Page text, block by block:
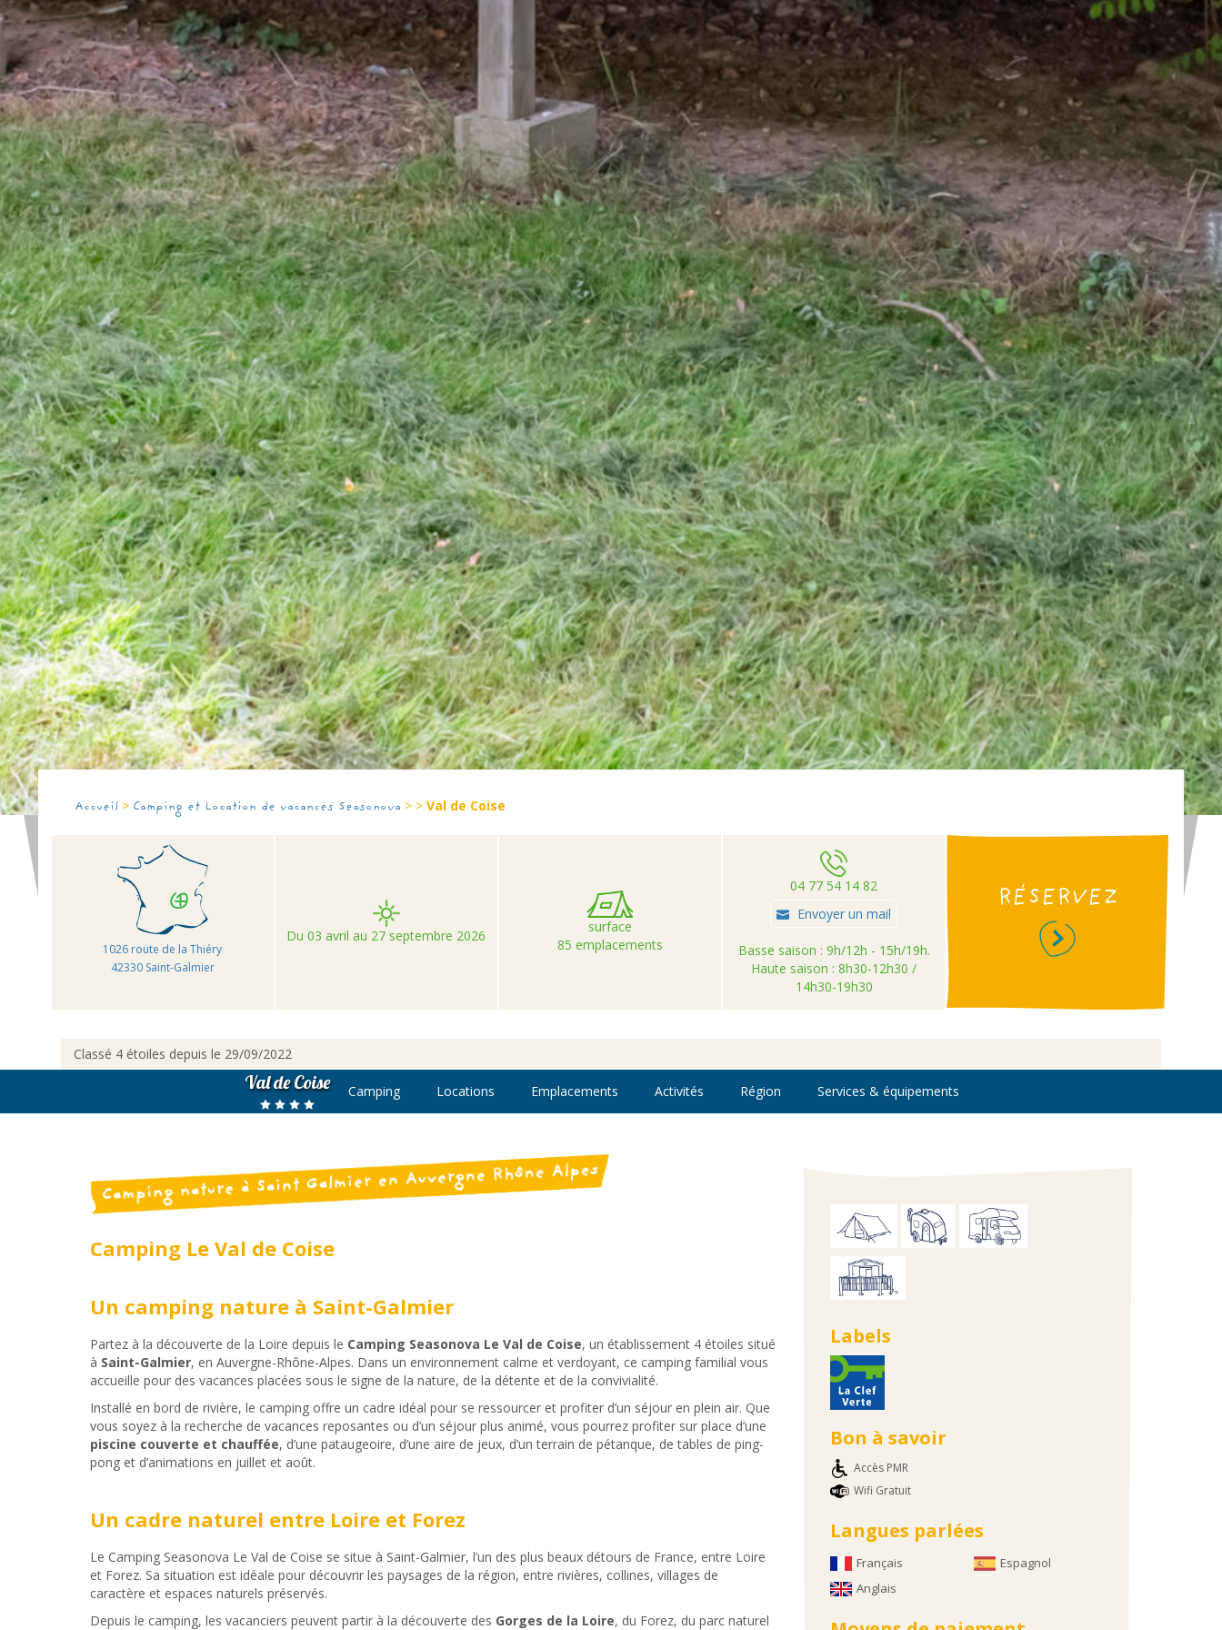
Accueil> Camping et Location de vacances Seasonova > > Val de Coise
1026 route de la Thiéry
42330 Saint-Galmier
Du 03 avril au 27 septembre 2026
surface
85 emplacements
04 77 54 14 82
Envoyer un mail
Basse saison : 9h/12h - 15h/19h.
Haute saison : 8h30-12h30 /
14h30-19h30
RÉSERVEZ
Classé 4 étoiles depuis le 29/09/2022
Val de Coise Camping Locations Emplacements Activités Région Services & équipements
Camping nature à Saint Galmier en Auvergne Rhône Alpes
Camping Le Val de Coise
Un camping nature à Saint-Galmier
Partez à la découverte de la Loire depuis le Camping Seasonova Le Val de Coise, un établissement 4 étoiles situé
à Saint-Galmier, en Auvergne-Rhône-Alpes. Dans un environnement calme et verdoyant, ce camping familial vous
accueille pour des vacances placées sous le signe de la nature, de la détente et de la convivialité.
Installé en bord de rivière, le camping offre un cadre idéal pour se ressourcer et profiter d’un séjour en plein air. Que
vous soyez à la recherche de vacances reposantes ou d’un séjour plus animé, vous pourrez profiter sur place d’une
piscine couverte et chauffée, d’une pataugeoire, d’une aire de jeux, d’un terrain de pétanque, de tables de ping-
pong et d’animations en juillet et août.
Un cadre naturel entre Loire et Forez
Le Camping Seasonova Le Val de Coise se situe à Saint-Galmier, l’un des plus beaux détours de France, entre Loire
et Forez. Sa situation est idéale pour découvrir les paysages de la région, entre rivières, collines, villages de
caractère et espaces naturels préservés.
Depuis le camping, les vacanciers peuvent partir à la découverte des Gorges de la Loire, du Forez, du parc naturel
Labels
Bon à savoir
Accès PMR
Wifi Gratuit
Langues parlées
Français
Anglais
Espagnol